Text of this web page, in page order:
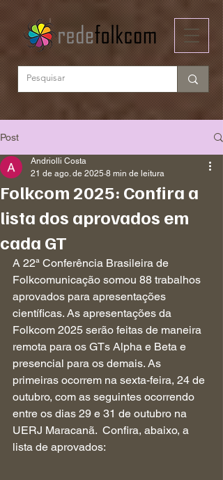
Post
Folkcom 2025: Confira a
lista dos aprovados em
cada GT
Andriolli Costa
21 de ago. de 2025 8 min de leitura
A 22ª Conferência Brasileira de
Folkcomunicação somou 88 trabalhos
aprovados para apresentações
científicas. As apresentações da
Folkcom 2025 serão feitas de maneira
remota para os GTs Alpha e Beta e
presencial para os demais. As
primeiras ocorrem na sexta-feira, 24 de
outubro, com as seguintes ocorrendo
entre os dias 29 e 31 de outubro na
UERJ Maracanã.  Confira, abaixo, a
lista de aprovados: